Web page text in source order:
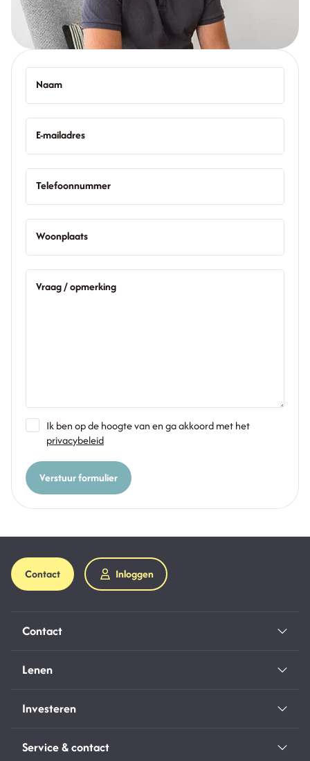
Naam
E-mailadres
Telefoonnummer
Woonplaats
Vraag / opmerking
Ik ben op de hoogte van en ga akkoord met het
privacybeleid
Verstuur formulier
Contact Inloggen
Contact
Lenen
Investeren
Service & contact